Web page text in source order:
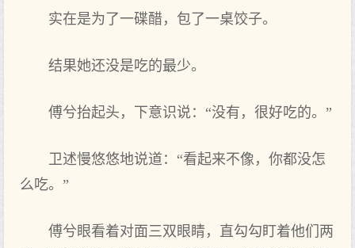
实在是为了一碟醋，包了一桌饺子。
结果她还没是吃的最少。
傅兮抬起头，下意识说：“没有，很好吃的。”
卫述慢悠悠地说道：“看起来不像，你都没怎
么吃。”
傅兮眼看着对面三双眼睛，直勾勾盯着他们两